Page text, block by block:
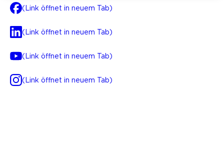
(Link öffnet in neuem Tab)
(Link öffnet in neuem Tab)
(Link öffnet in neuem Tab)
(Link öffnet in neuem Tab)